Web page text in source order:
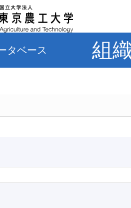
タベース 組